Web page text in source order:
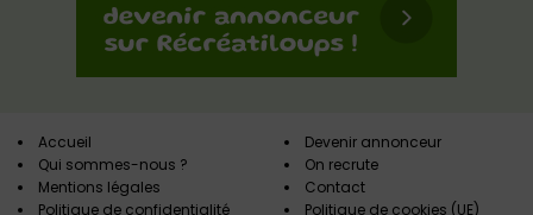
Accueil
Qui sommes-nous ?
Mentions légales
Politique de confidentialité
Devenir annonceur
On recrute
Contact
Politique de cookies (UE)